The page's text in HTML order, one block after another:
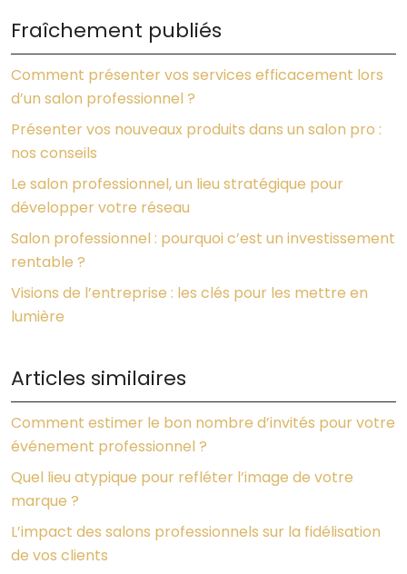
Fraîchement publiés
Comment présenter vos services efficacement lors
d’un salon professionnel ?
Présenter vos nouveaux produits dans un salon pro :
nos conseils
Le salon professionnel, un lieu stratégique pour
développer votre réseau
Salon professionnel : pourquoi c’est un investissement
rentable ?
Visions de l’entreprise : les clés pour les mettre en
lumière
Articles similaires
Comment estimer le bon nombre d’invités pour votre
événement professionnel ?
Quel lieu atypique pour refléter l’image de votre
marque ?
L’impact des salons professionnels sur la fidélisation
de vos clients